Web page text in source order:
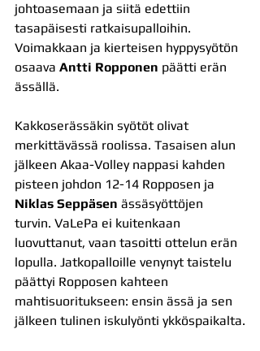
johtoasemaan ja siitä edettiin
tasapäisesti ratkaisupalloihin.
Voimakkaan ja kierteisen hyppysyötön
osaava Antti Ropponen päätti erän
ässällä.
Kakkoserässäkin syötöt olivat
merkittävässä roolissa. Tasaisen alun
jälkeen Akaa-Volley nappasi kahden
pisteen johdon 12-14 Ropposen ja
Niklas Seppäsen ässäsyöttöjen
turvin. VaLePa ei kuitenkaan
luovuttanut, vaan tasoitti ottelun erän
lopulla. Jatkopalloille venynyt taistelu
päättyi Ropposen kahteen
mahtisuoritukseen: ensin ässä ja sen
jälkeen tulinen iskulyönti ykköspaikalta.